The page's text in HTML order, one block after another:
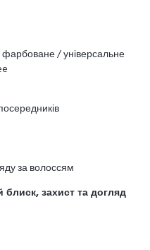
/ універсальне
за волоссям
захист та догляд